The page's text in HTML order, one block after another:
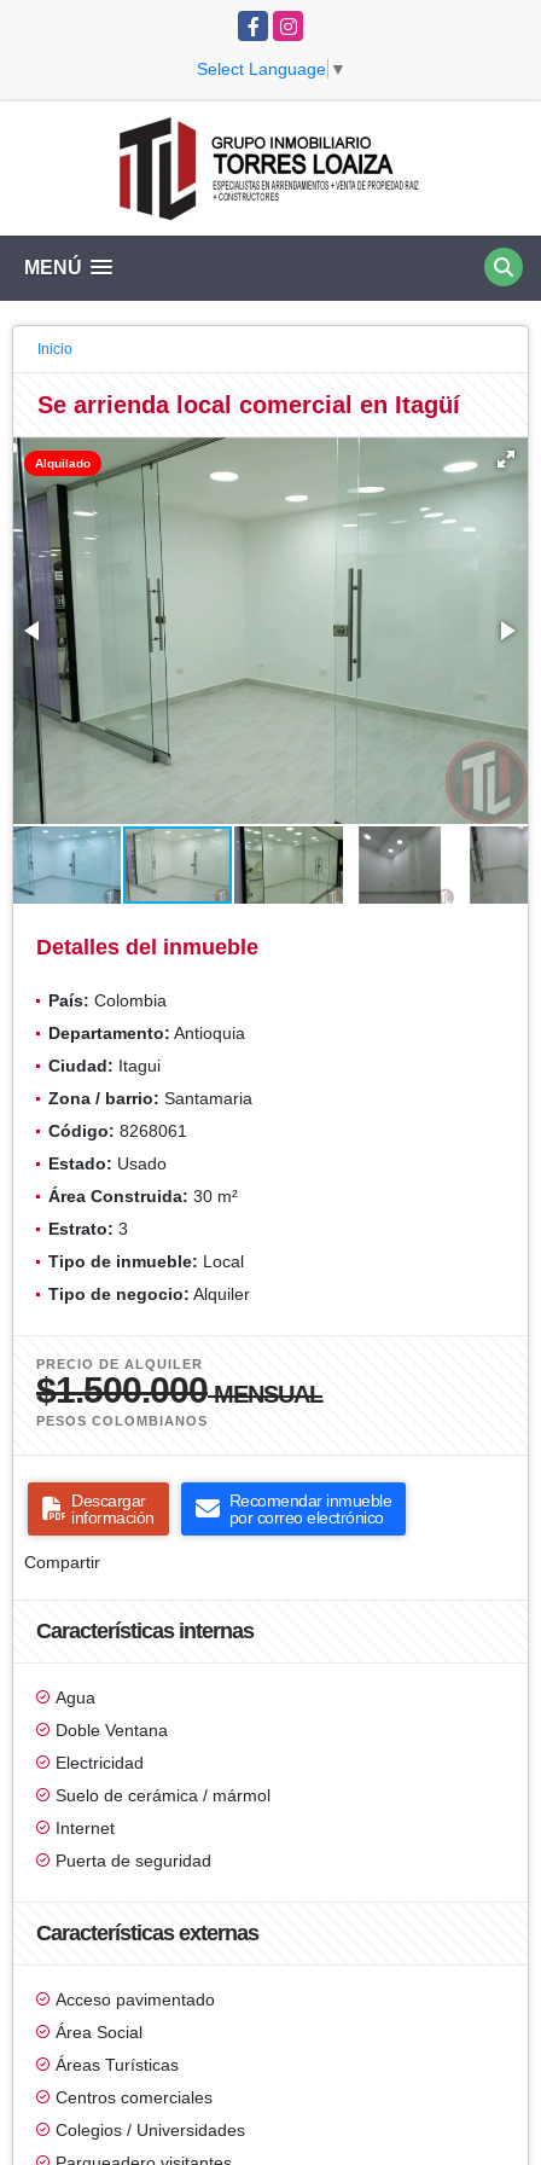
FacebookInstagram
Select Language ▼
MENÚ
Inicio
Se arrienda local comercial en Itagüí
Alquilado
Detalles del inmueble
País: Colombia
Departamento: Antioquia
Ciudad: Itagui
Zona / barrio: Santamaria
Código: 8268061
Estado: Usado
Área Construida: 30 m²
Estrato: 3
Tipo de inmueble: Local
Tipo de negocio: Alquiler
PRECIO DE ALQUILER
$1.500.000MENSUAL
PESOS COLOMBIANOS
Descargar
información
Recomendar inmueble
por correo electrónico
Compartir
Características internas
Agua
Doble Ventana
Electricidad
Suelo de cerámica / mármol
Internet
Puerta de seguridad
Características externas
Acceso pavimentado
Área Social
Áreas Turísticas
Centros comerciales
Colegios / Universidades